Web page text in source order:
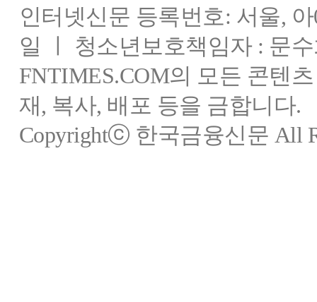
인터넷신문 등록번호: 서울,
일 ㅣ 청소년보호책임자 : 문
FNTIMES.COM의 모든 콘텐
재, 복사, 배포 등을 금합니다.
Copyrightⓒ 한국금융신문 All